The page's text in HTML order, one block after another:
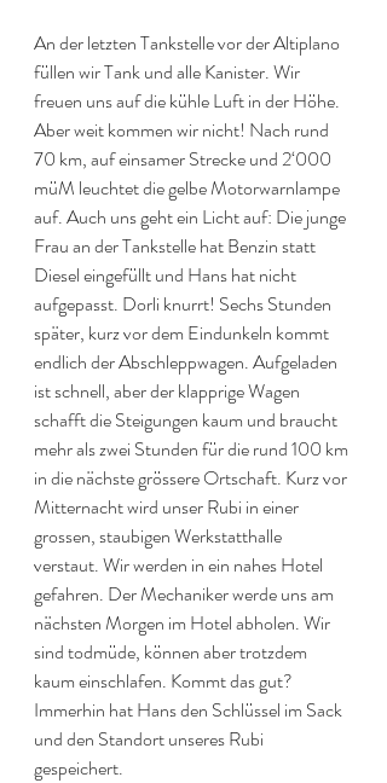
An der letzten Tankstelle vor der Altiplano
füllen wir Tank und alle Kanister. Wir
freuen uns auf die kühle Luft in der Höhe.
Aber weit kommen wir nicht! Nach rund
70 km, auf einsamer Strecke und 2‘000
müM leuchtet die gelbe Motorwarnlampe
auf. Auch uns geht ein Licht auf: Die junge
Frau an der Tankstelle hat Benzin statt
Diesel eingefüllt und Hans hat nicht
aufgepasst. Dorli knurrt! Sechs Stunden
später, kurz vor dem Eindunkeln kommt
endlich der Abschleppwagen. Aufgeladen
ist schnell, aber der klapprige Wagen
schafft die Steigungen kaum und braucht
mehr als zwei Stunden für die rund 100 km
in die nächste grössere Ortschaft. Kurz vor
Mitternacht wird unser Rubi in einer
grossen, staubigen Werkstatthalle
verstaut. Wir werden in ein nahes Hotel
gefahren. Der Mechaniker werde uns am
nächsten Morgen im Hotel abholen. Wir
sind todmüde, können aber trotzdem
kaum einschlafen. Kommt das gut?
Immerhin hat Hans den Schlüssel im Sack
und den Standort unseres Rubi
gespeichert.